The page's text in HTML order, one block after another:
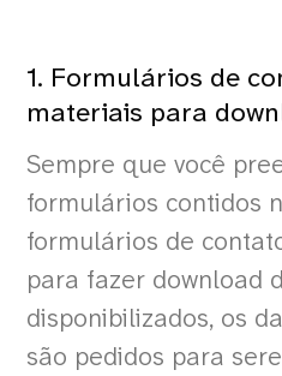
1. Formulários de
materiais para
Sempre que você
formulários contidos
formulários de
para fazer download
disponibilizados, os
são pedidos para